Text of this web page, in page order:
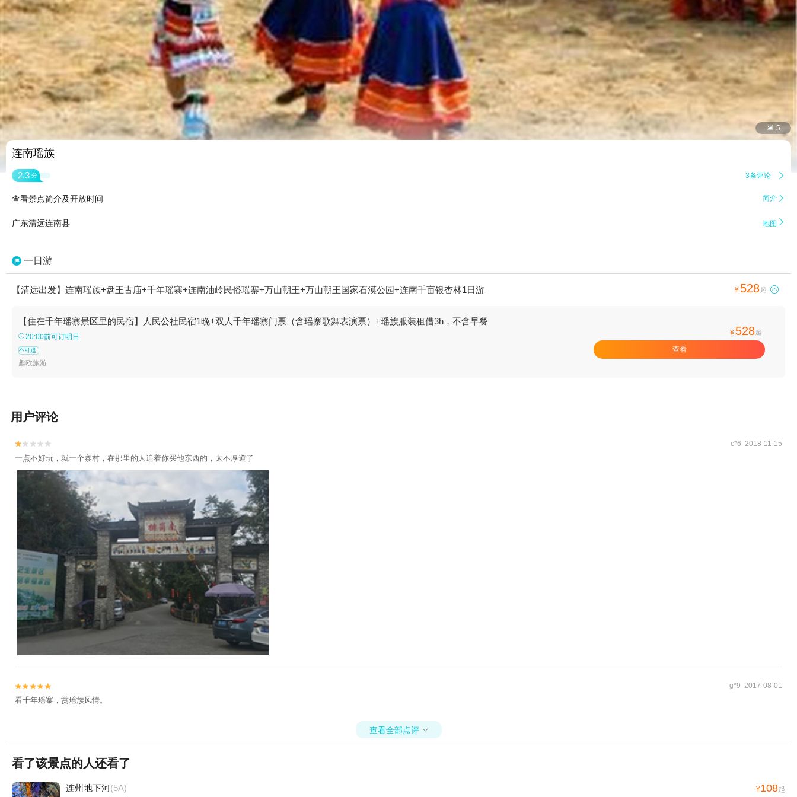
 5
连南瑶族
2.3 分 3条评论 
查看景点简介及开放时间 简介 
广东清远连南县 地图 
一日游
【清远出发】连南瑶族+盘王古庙+千年瑶寨+连南油岭民俗瑶寨+万山朝王+万山朝王国家石漠公园+连南千亩银杏林1日游 ¥ 528起 
【住在千年瑶寨景区里的民宿】人民公社民宿1晚+双人千年瑶寨门票（含瑶寨歌舞表演票）+瑶族服装租借3h，不含早餐
20:00前可订明日
不可退
趣欧旅游
¥ 528起
查看
用户评论

 c*6 2018-11-15
一点不好玩，就一个寨村，在那里的人追着你买他东西的，太不厚道了

 g*9 2017-08-01
看千年瑶寨，赏瑶族风情。
查看全部点评 
看了该景点的人还看了
连州地下河(5A) ¥108起